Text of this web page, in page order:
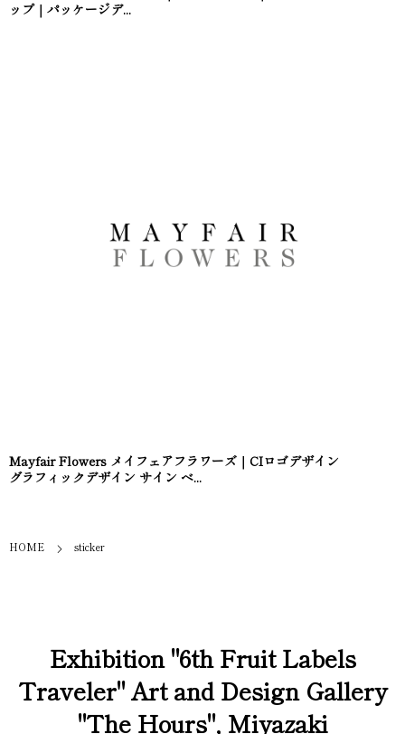
ップ｜パッケージデ...
Mayfair Flowers メイフェアフラワーズ｜CIロゴデザイン
グラフィックデザイン サイン ベ...
HOME sticker
Exhibition "6th Fruit Labels
Traveler" Art and Design Gallery
"The Hours", Miyazaki